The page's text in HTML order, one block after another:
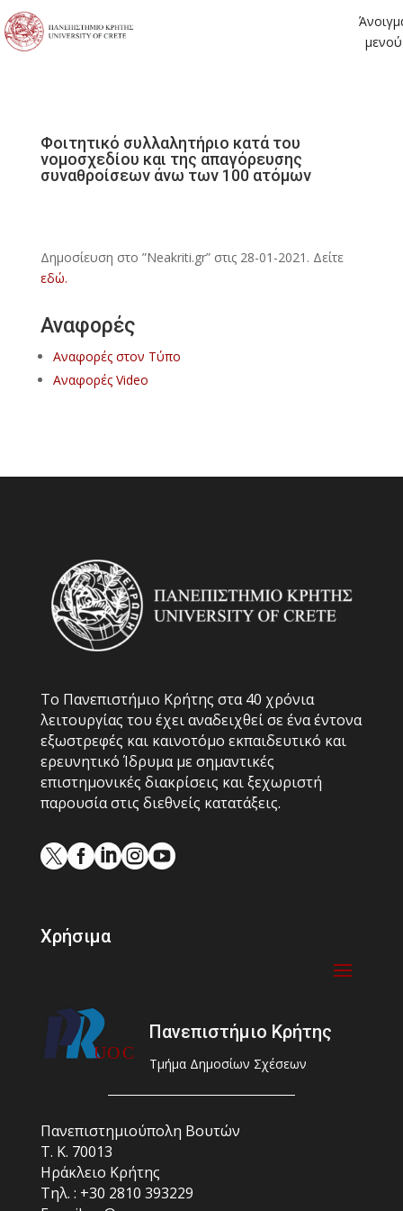
μενού
Φοιτητικό συλλαλητήριο κατά του
νομοσχεδίου και της απαγόρευσης
συναθροίσεων άνω των 100 ατόμων
Δημοσίευση στο ”Neakriti.gr” στις 28-01-2021. Δείτε
εδώ.
Αναφορές
Αναφορές στον Τύπο
Αναφορές Video
Το Πανεπιστήμιο Κρήτης στα 40 χρόνια
λειτουργίας του έχει αναδειχθεί σε ένα έντονα
εξωστρεφές και καινοτόμο εκπαιδευτικό και
ερευνητικό Ίδρυμα με σημαντικές
επιστημονικές διακρίσεις και ξεχωριστή
παρουσία στις διεθνείς κατατάξεις.

Χρήσιμα
Πανεπιστήμιο Κρήτης
Τμήμα Δημοσίων Σχέσεων
Πανεπιστημιούπολη Βουτών
Τ. Κ. 70013
Ηράκλειο Κρήτης
Τηλ. : +30 2810 393229